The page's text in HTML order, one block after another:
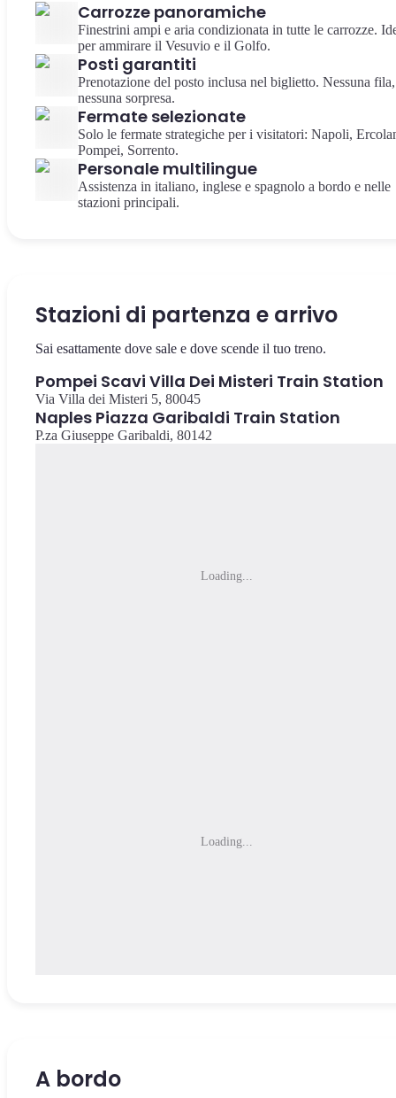
Carrozze panoramiche
Finestrini ampi e aria condizionata in tutte le carrozze.
per ammirare il Vesuvio e il Golfo.
Posti garantiti
Prenotazione del posto inclusa nel biglietto. Nessuna fila,
nessuna sorpresa.
Fermate selezionate
Solo le fermate strategiche per i visitatori: Napoli,
Pompei, Sorrento.
Personale multilingue
Assistenza in italiano, inglese e spagnolo a bordo e nelle
stazioni principali.
Stazioni di partenza e arrivo
Sai esattamente dove sale e dove scende il tuo treno.
Pompei Scavi Villa Dei Misteri Train Station
Via Villa dei Misteri 5, 80045
Naples Piazza Garibaldi Train Station
P.za Giuseppe Garibaldi, 80142
Loading...
Loading...
A bordo